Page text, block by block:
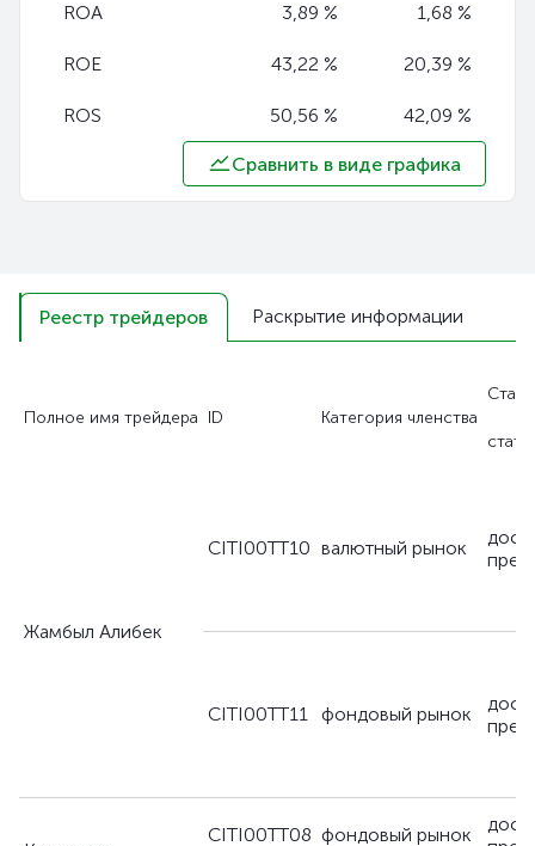
ROA 3,89 % 1,68 %
ROE 43,22 % 20,39 %
ROS 50,56 % 42,09 %
Сравнить в виде графика
Реестр трейдеров Раскрытие информации
Полное имя трейдера ID Категория членства
Жамбыл Алибек
CITI00TT10 валютный рынок
CITI00TT11 фондовый рынок
CITI00TT08 фондовый рынок